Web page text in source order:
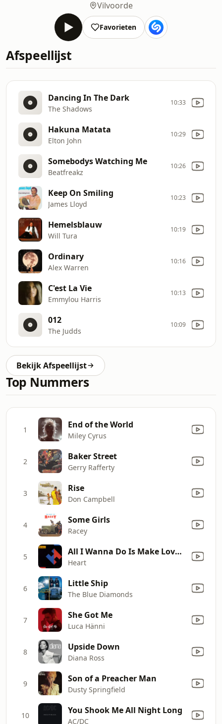
Vilvoorde
Favorieten
Afspeellijst
Dancing In The Dark
The Shadows
10:33
Hakuna Matata
Elton John
10:29
Somebodys Watching Me
Beatfreakz
10:26
Keep On Smiling
James Lloyd
10:23
Hemelsblauw
Will Tura
10:19
Ordinary
Alex Warren
10:16
C'est La Vie
Emmylou Harris
10:13
012
The Judds
10:09
Bekijk Afspeellijst
Top Nummers
1 End of the World
Miley Cyrus
2 Baker Street
Gerry Rafferty
3 Rise
Don Campbell
4 Some Girls
Racey
5 All I Wanna Do Is Make Love to You
Heart
6 Little Ship
The Blue Diamonds
7 She Got Me
Luca Hänni
8 Upside Down
Diana Ross
9 Son of a Preacher Man
Dusty Springfield
10 You Shook Me All Night Long
AC/DC